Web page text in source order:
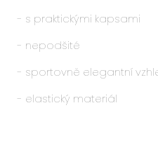
- s praktickými kapsami
- nepodšité
- sportovně elegantní
- elastický materiál